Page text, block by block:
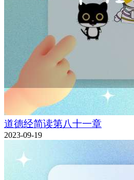
道德经简读第八十一章
2023-09-19